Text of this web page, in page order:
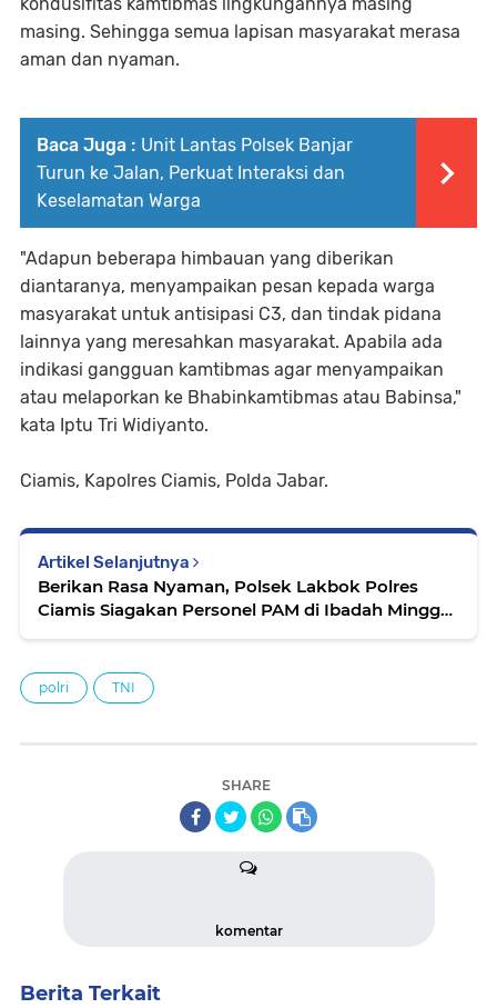
masing. Sehingga semua lapisan masyarakat merasa
aman dan nyaman.
Baca Juga : Unit Lantas Polsek Banjar
Turun ke Jalan, Perkuat Interaksi dan
Keselamatan Warga
"Adapun beberapa himbauan yang diberikan
diantaranya, menyampaikan pesan kepada warga
masyarakat untuk antisipasi C3, dan tindak pidana
lainnya yang meresahkan masyarakat. Apabila ada
indikasi gangguan kamtibmas agar menyampaikan
atau melaporkan ke Bhabinkamtibmas atau Babinsa,"
kata Iptu Tri Widiyanto.
Ciamis, Kapolres Ciamis, Polda Jabar.
Artikel Selanjutnya
Berikan Rasa Nyaman, Polsek Lakbok Polres
Ciamis Siagakan Personel PAM di Ibadah Minggu
polri TNI
SHARE
komentar
Berita Terkait